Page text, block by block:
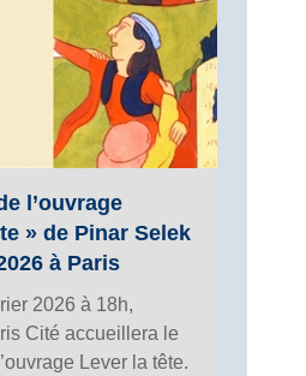
l’ouvrage
» de Pinar Selek
à Paris
2026 à 18h,
Cité accueillera le
Lever la tête.